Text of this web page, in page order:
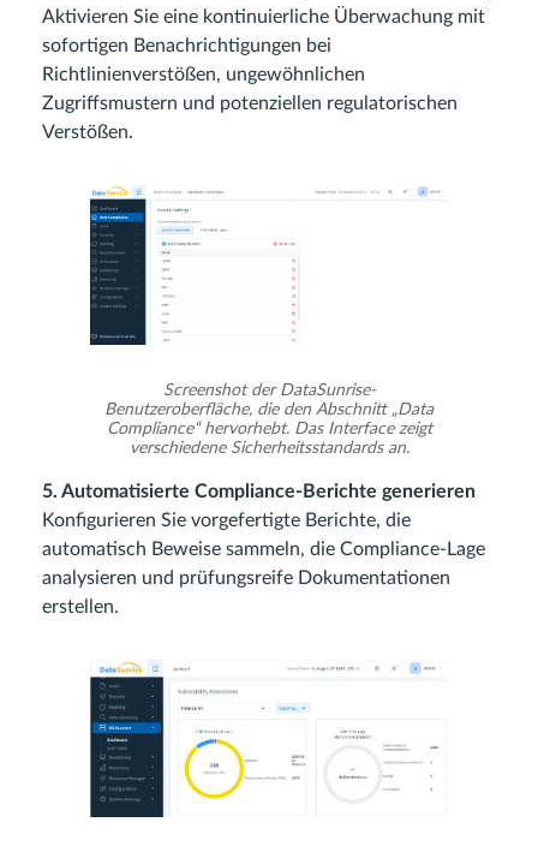
Aktivieren Sie eine kontinuierliche Überwachung mit
sofortigen Benachrichtigungen bei
Richtlinienverstößen, ungewöhnlichen
Zugriffsmustern und potenziellen regulatorischen
Verstößen.
Screenshot der DataSunrise-
Benutzeroberfläche, die den Abschnitt „Data
Compliance“ hervorhebt. Das Interface zeigt
verschiedene Sicherheitsstandards an.
5. Automatisierte Compliance-Berichte generieren
Konfigurieren Sie vorgefertigte Berichte, die
automatisch Beweise sammeln, die Compliance-Lage
analysieren und prüfungsreife Dokumentationen
erstellen.